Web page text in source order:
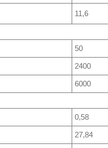
11,6
50
2400
6000
0,58
27,84